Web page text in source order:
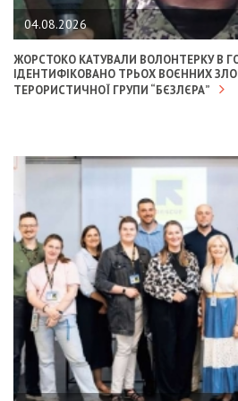
04.08.2026
ЖОРСТОКО КАТУВАЛИ ВОЛОНТЕРКУ В
ІДЕНТИФІКОВАНО ТРЬОХ ВОЄННИХ
ТЕРОРИСТИЧНОЇ ГРУПИ “БЄЗЛЄРА”